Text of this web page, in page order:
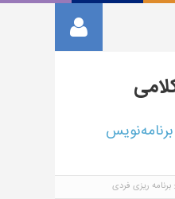
ریزی فردی